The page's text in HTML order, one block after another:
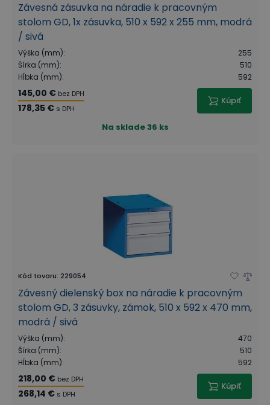
Závesná zásuvka na náradie k pracovným
stolom GD, 1x zásuvka, 510 x 592 x 255 mm, modrá
/ sivá
Výška (mm):
255
Šírka (mm):
510
Hĺbka (mm): 592
145,00 € bez DPH
178,35 € s DPH
Kúpiť
Na sklade36 ks
Kód tovaru: 229054
Závesný dielenský box na náradie k pracovným
stolom GD, 3 zásuvky, zámok, 510 x 592 x 470 mm,
modrá / sivá
Výška (mm):
470
Šírka (mm):
510
Hĺbka (mm): 592
218,00 € bez DPH
268,14 € s DPH
Kúpiť